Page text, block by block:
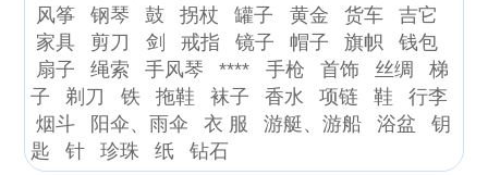
风筝
钢琴 鼓 拐杖 罐子 黄金 货车
吉它
家具
剪刀 剑 戒指 镜子 帽子 旗帜
钱包
扇子
绳索 手风琴 **** 手枪 首饰 丝绸
梯
子
剃刀 铁 拖鞋 袜子 香水 项链 鞋
行李
烟斗
阳伞、雨伞 衣 服 游艇、游船 浴盆
钥
匙
针 珍珠 纸 钻石